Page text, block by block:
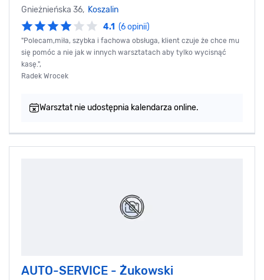
Gnieżnieńska 36, Koszalin
4.1 (6 opinii)
"Polecam,miła, szybka i fachowa obsługa, klient czuje że chce mu
się pomóc a nie jak w innych warsztatach aby tylko wycisnąć
kasę.",
Radek Wrocek
Warsztat nie udostępnia kalendarza online.
AUTO-SERVICE - Żukowski